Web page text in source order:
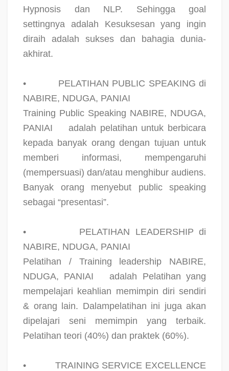
Hypnosis dan NLP. Sehingga goal
settingnya adalah Kesuksesan yang ingin
diraih adalah sukses dan bahagia dunia-
akhirat.
•
PELATIHAN PUBLIC SPEAKING di
NABIRE, NDUGA, PANIAI
Training Public Speaking NABIRE, NDUGA,
PANIAI
adalah pelatihan untuk berbicara
kepada banyak orang dengan tujuan untuk
memberi informasi, mempengaruhi
(mempersuasi) dan/atau menghibur audiens.
Banyak orang menyebut public speaking
sebagai “presentasi”.
•
PELATIHAN LEADERSHIP di
NABIRE, NDUGA, PANIAI
Pelatihan / Training leadership NABIRE,
NDUGA, PANIAI
adalah Pelatihan yang
mempelajari keahlian memimpin diri sendiri
& orang lain. Dalampelatihan ini juga akan
dipelajari seni memimpin yang terbaik.
Pelatihan teori (40%) dan praktek (60%).
•
TRAINING SERVICE EXCELLENCE